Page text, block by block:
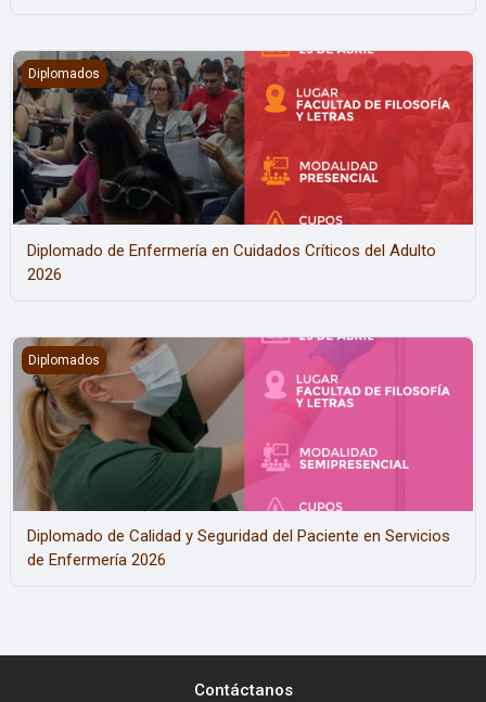
Diplomado de Enfermería en Cuidados Críticos del Adulto 2026
Diplomados
Diplomado de Enfermería en Cuidados Críticos del Adulto
2026
Diplomado de Calidad y Seguridad del Paciente en Servicios de
Diplomados
Diplomado de Calidad y Seguridad del Paciente en Servicios
de Enfermería 2026
Contáctanos